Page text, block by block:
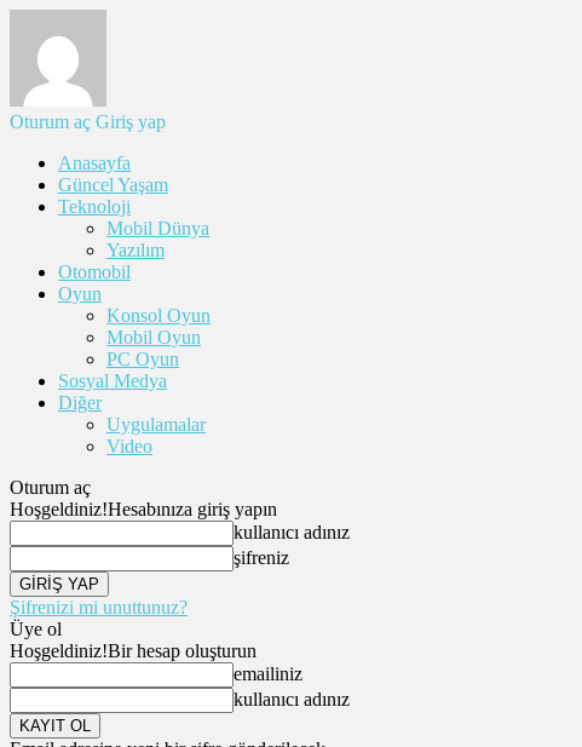
Oturum aç Giriş yap
Anasayfa
Güncel Yaşam
Teknoloji
Mobil Dünya
Yazılım
Otomobil
Oyun
Konsol Oyun
Mobil Oyun
PC Oyun
Sosyal Medya
Diğer
Uygulamalar
Video
Oturum aç
Hoşgeldiniz!Hesabınıza giriş yapın
kullanıcı adınız
şifreniz
Şifrenizi mi unuttunuz?
Üye ol
Hoşgeldiniz!Bir hesap oluşturun
emailiniz
kullanıcı adınız